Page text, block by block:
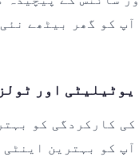
کو گھر بیٹھے
یوٹیلیٹی اور
کارکردگی کو